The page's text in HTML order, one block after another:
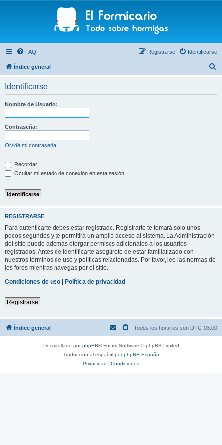
FAQ Identificarse
Registrarse
Índice general
Identificarse
Nombre de Usuario:
Contraseña:
Olvidé mi contraseña
Recordar
Ocultar mi estado de conexión en esta sesión
REGISTRARSE
Para autenticarte debes estar registrado. Registrarte te tomará solo unos
pocos segundos y te permitirá un amplio acceso al sistema. La Administración
del sitio puede además otorgar permisos adicionales a los usuarios
registrados. Antes de identificarte asegúrete de estar familiarizado con
nuestros términos de uso y políticas relacionadas. Por favor, lee las normas de
los foros mientras navegas por el sitio.
Condiciones de uso | Política de privacidad
Registrarse
Índice general Todos los horarios son UTC-03:00
Desarrollado porphpBB® Forum Software © phpBB Limited
Traducción al español porphpBB España
Privacidad | Condiciones